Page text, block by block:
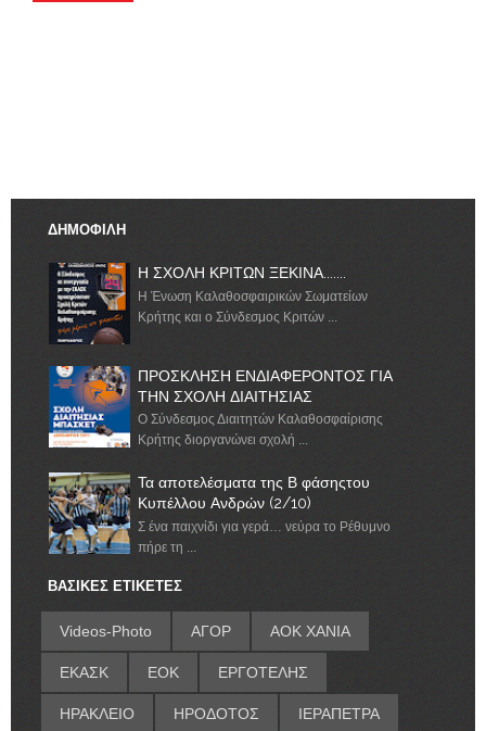
ΔΗΜΟΦΙΛΗ
Η ΣΧΟΛΗ ΚΡΙΤΩΝ ΞΕΚΙΝΑ.......
Η Ένωση Καλαθοσφαιρικών Σωματείων
Κρήτης και ο Σύνδεσμος Κριτών ...
ΠΡΟΣΚΛΗΣΗ ΕΝΔΙΑΦΕΡΟΝΤΟΣ ΓΙΑ
ΤΗΝ ΣΧΟΛΗ ΔΙΑΙΤΗΣΙΑΣ
Ο Σύνδεσμος Διαιτητών Καλαθοσφαίρισης
Κρήτης διοργανώνει σχολή ...
Τα αποτελέσματα της Β φάσηςτου
Κυπέλλου Ανδρών (2/10)
Σ ένα παιχνίδι για γερά… νεύρα το Ρέθυμνο
πήρε τη ...
ΒΑΣΙΚΕΣ ΕΤΙΚΕΤΕΣ
Videos-Photo ΑΓΟΡ ΑΟΚ ΧΑΝΙΑ
ΕΚΑΣΚ ΕΟΚ ΕΡΓΟΤΕΛΗΣ
ΗΡΑΚΛΕΙΟ ΗΡΟΔΟΤΟΣ ΙΕΡΑΠΕΤΡΑ